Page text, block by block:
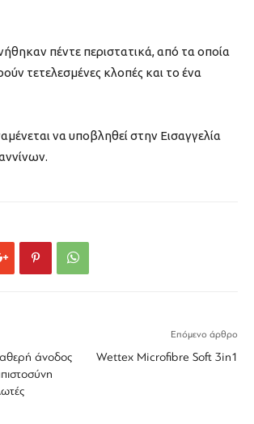
πέντε περιστατικά, από τα οποία
τετελεσμένες κλοπές και το ένα
να υποβληθεί στην Εισαγγελία
άνοδος
Επόμενο άρθρο
Wettex Microfibre Soft 3in1